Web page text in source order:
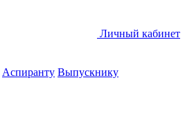
Личный кабинет
Аспиранту Выпускнику